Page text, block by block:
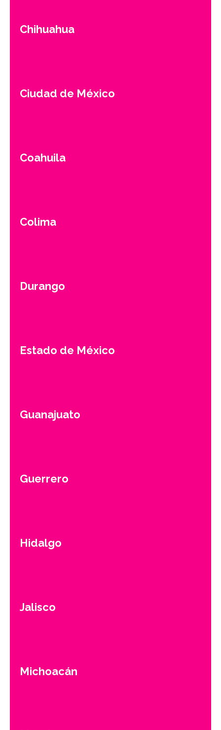
Chihuahua
Ciudad de México
Coahuila
Colima
Durango
Estado de México
Guanajuato
Guerrero
Hidalgo
Jalisco
Michoacán